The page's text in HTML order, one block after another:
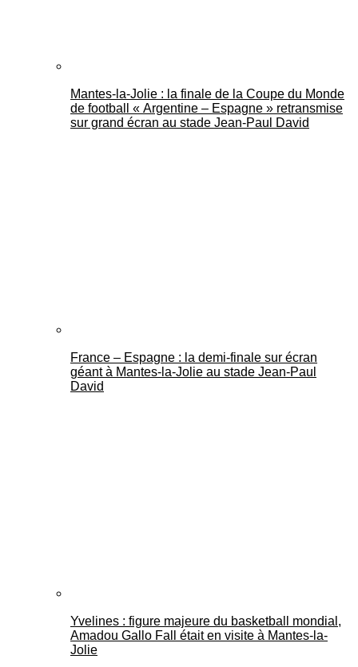
Mantes-la-Jolie : la finale de la Coupe du Monde
de football « Argentine – Espagne » retransmise
sur grand écran au stade Jean-Paul David
France – Espagne : la demi-finale sur écran
géant à Mantes-la-Jolie au stade Jean-Paul
David
Yvelines : figure majeure du basketball mondial,
Amadou Gallo Fall était en visite à Mantes-la-
Jolie